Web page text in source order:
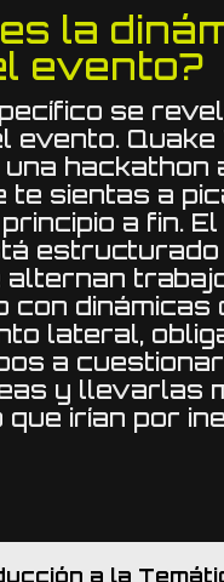
la
evento?
se
evento. Quake
una hackathon
te sientas a
a fin. El
estructurado
alternan
con dinámicas
lateral,
a
y llevarlas
que irían por
a la